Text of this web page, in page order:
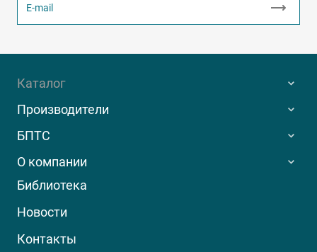
Каталог
Производители
БПТС
О компании
Библиотека
Новости
Контакты